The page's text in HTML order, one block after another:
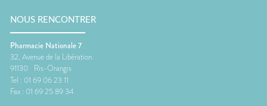
NOUS RENCONTRER
Pharmacie Nationale 7
32, Avenue de la Libération
91130 Ris-Orangis
Tel : 01 69 06 23 11
Fax : 01 69 25 89 34